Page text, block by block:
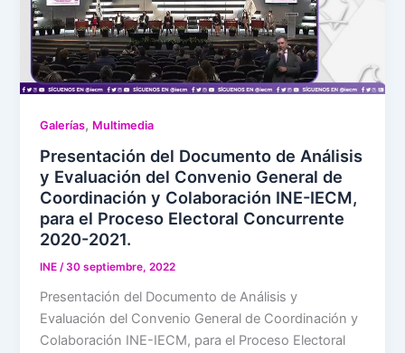
Galerías, Multimedia
Presentación del Documento de Análisis
y Evaluación del Convenio General de
Coordinación y Colaboración INE-IECM,
para el Proceso Electoral Concurrente
2020-2021.
INE/30 septiembre, 2022
Presentación del Documento de Análisis y
Evaluación del Convenio General de Coordinación y
Colaboración INE-IECM, para el Proceso Electoral